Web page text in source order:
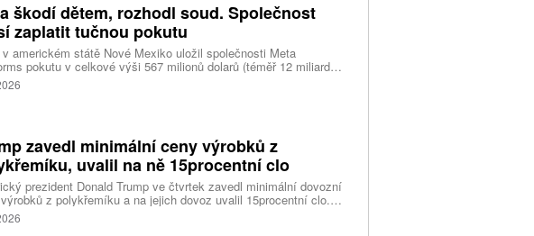
škodí dětem, rozhodl soud. Společnost
zaplatit tučnou pokutu
americkém státě Nové Mexiko uložil společnosti Meta
pokutu v celkové výši 567 milionů dolarů (téměř 12 miliard
za újmu, kterou její platformy Facebook a Instagram působí
lidem. Firma musí změnit způsob ověřování věku.
zavedl minimální ceny výrobků z
uvalil na ně 15procentní clo
prezident Donald Trump ve čtvrtek zavedl minimální dovozní
z polykřemíku a na jejich dovoz uvalil 15procentní clo.
se používá při výrobě polovodičů a je hlavní složkou
panelů, jeho největším světovým producentem je Čína.